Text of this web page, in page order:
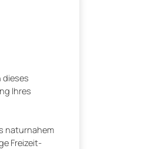
dieses
Ihres
naturnahem
Freizeit-